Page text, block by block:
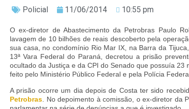
Policial 11/06/2014 10:55 pm
O ex-diretor de Abastecimento da Petrobras Paulo
lavagem de 10 bilhões de reais descoberto pela
sua casa, no condomínio Rio Mar IX, na Barra da
13ª Vara Federal do Paraná, decretou a prisão
ocultado da Justiça e da CPI do Senado que possuía
feito pelo Ministério Público Federal e pela Polícia
A prisão ocorre um dia depois de Costa ter sido
Petrobras . No depoimento à comissão, o ex-diretor da